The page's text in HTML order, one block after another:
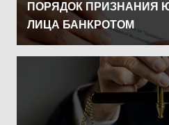
ПОРЯДОК ПРИЗНАНИЯ
ЛИЦА БАНКРОТОМ